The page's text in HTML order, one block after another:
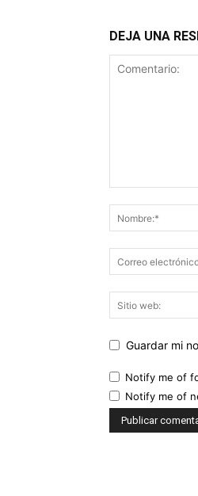
DEJA UNA
Guardar mi
Notify me of
Notify me of